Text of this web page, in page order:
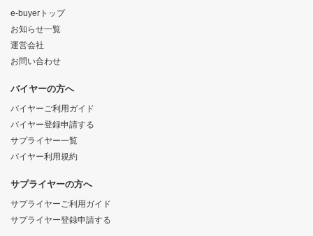
e-buyerトップ
お知らせ一覧
運営会社
お問い合わせ
バイヤーの方へ
バイヤーご利用ガイド
バイヤー登録申請する
サプライヤー一覧
バイヤー利用規約
サプライヤーの方へ
サプライヤーご利用ガイド
サプライヤー登録申請する